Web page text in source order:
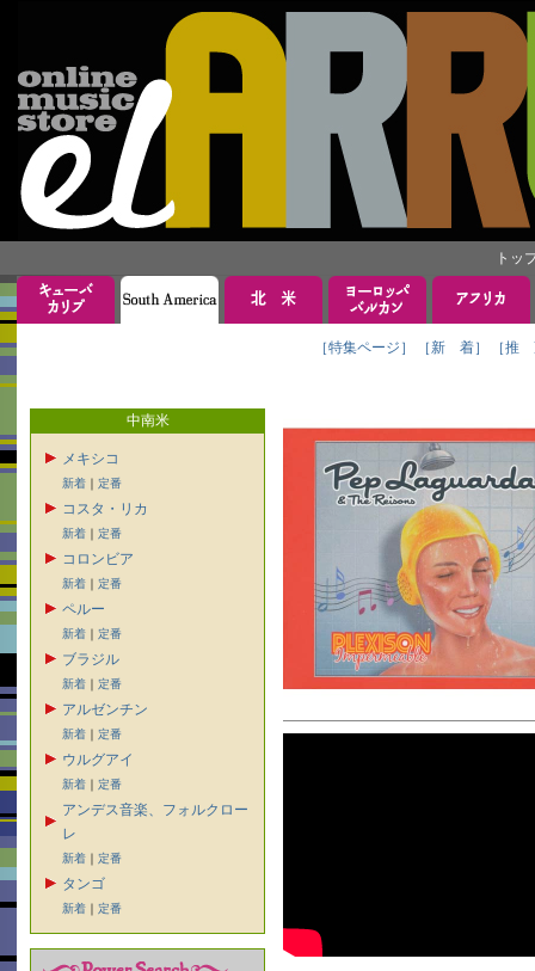
トッ
［特集ページ］ ［新 着］ ［推
中南米
メキシコ
新着 ｜ 定番
コスタ・リカ
新着 ｜ 定番
コロンビア
新着 ｜ 定番
ペルー
新着 ｜ 定番
ブラジル
新着 ｜ 定番
アルゼンチン
新着 ｜ 定番
ウルグアイ
新着 ｜ 定番
アンデス音楽、フォルクロー
レ
新着 ｜ 定番
タンゴ
新着 ｜ 定番